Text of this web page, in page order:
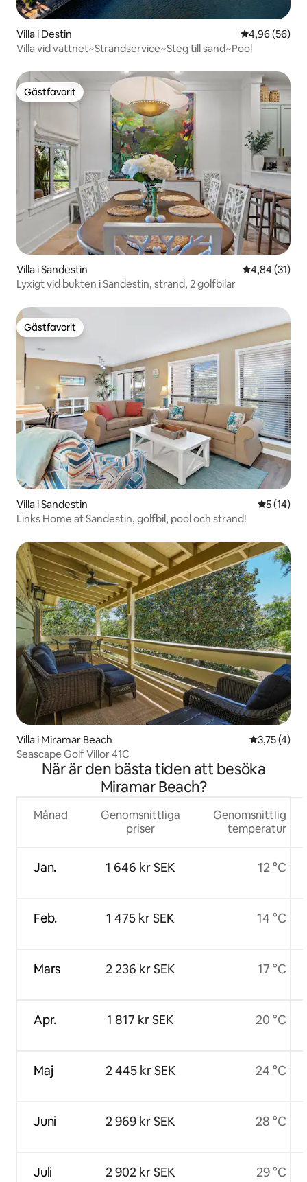
Villa i Destin 4,96 av 5 i
4,96 (56)
Villa vid vattnet~Strandservice~Steg till sand~Pool
Gästfavorit
Gästfavorit
Villa i Sandestin 4,84 av 5 i
4,84 (31)
Lyxigt vid bukten i Sandestin, strand, 2 golfbilar
Gästfavorit
Gästfavorit
Villa i Sandestin 5 av 5 i
5 (14)
Links Home at Sandestin, golfbil, pool och strand!
Villa i Miramar Beach 3,75 av 5 i
3,75 (4)
Seascape Golf Villor 41C
När är den bästa tiden att besöka
Miramar Beach?
Månad
Jan.
Feb.
Mars
Apr.
Maj
Juni
Juli
Genomsnittliga
priser
1 646 kr SEK
1 475 kr SEK
2 236 kr SEK
1 817 kr SEK
2 445 kr SEK
2 969 kr SEK
2 902 kr SEK
Genomsnittlig
temperatur
12 °C
14 °C
17 °C
20 °C
24 °C
28 °C
29 °C